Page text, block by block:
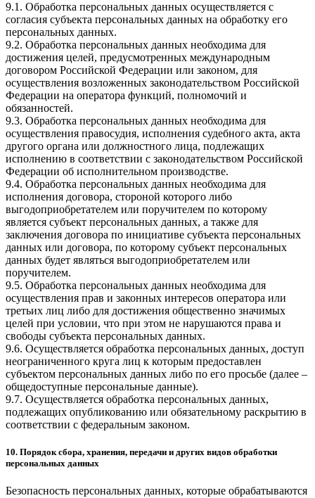
9.1. Обработка персональных данных осуществляется с
согласия субъекта персональных данных на обработку его
персональных данных.
9.2. Обработка персональных данных необходима для
достижения целей, предусмотренных международным
договором Российской Федерации или законом, для
осуществления возложенных законодательством Российской
Федерации на оператора функций, полномочий и
обязанностей.
9.3. Обработка персональных данных необходима для
осуществления правосудия, исполнения судебного акта, акта
другого органа или должностного лица, подлежащих
исполнению в соответствии с законодательством Российской
Федерации об исполнительном производстве.
9.4. Обработка персональных данных необходима для
исполнения договора, стороной которого либо
выгодоприобретателем или поручителем по которому
является субъект персональных данных, а также для
заключения договора по инициативе субъекта персональных
данных или договора, по которому субъект персональных
данных будет являться выгодоприобретателем или
поручителем.
9.5. Обработка персональных данных необходима для
осуществления прав и законных интересов оператора или
третьих лиц либо для достижения общественно значимых
целей при условии, что при этом не нарушаются права и
свободы субъекта персональных данных.
9.6. Осуществляется обработка персональных данных, доступ
неограниченного круга лиц к которым предоставлен
субъектом персональных данных либо по его просьбе (далее –
общедоступные персональные данные).
9.7. Осуществляется обработка персональных данных,
подлежащих опубликованию или обязательному раскрытию в
соответствии с федеральным законом.
10. Порядок сбора, хранения, передачи и других видов обработки
персональных данных
Безопасность персональных данных, которые обрабатываются